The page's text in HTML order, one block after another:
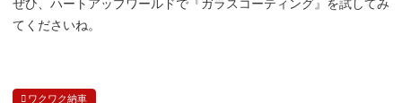
ぜひ、ハートアップワールドで『ガラスコーティング』を試してみ
てくださいね。
ワクワク納車